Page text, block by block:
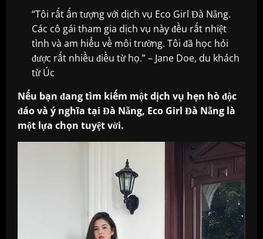
“Tôi rất ấn tượng với dịch vụ Eco Girl Đà Nẵng.
Các cô gái tham gia dịch vụ này đều rất nhiệt
tình và am hiểu về môi trường. Tôi đã học hỏi
được rất nhiều điều từ họ.” – Jane Doe, du khách
từ Úc
Nếu bạn đang tìm kiếm một dịch vụ hẹn hò độc
đáo và ý nghĩa tại Đà Nẵng, Eco Girl Đà Nẵng là
một lựa chọn tuyệt vời.